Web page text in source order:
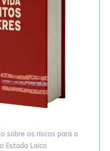
sobre os riscos para a
Estado Laico